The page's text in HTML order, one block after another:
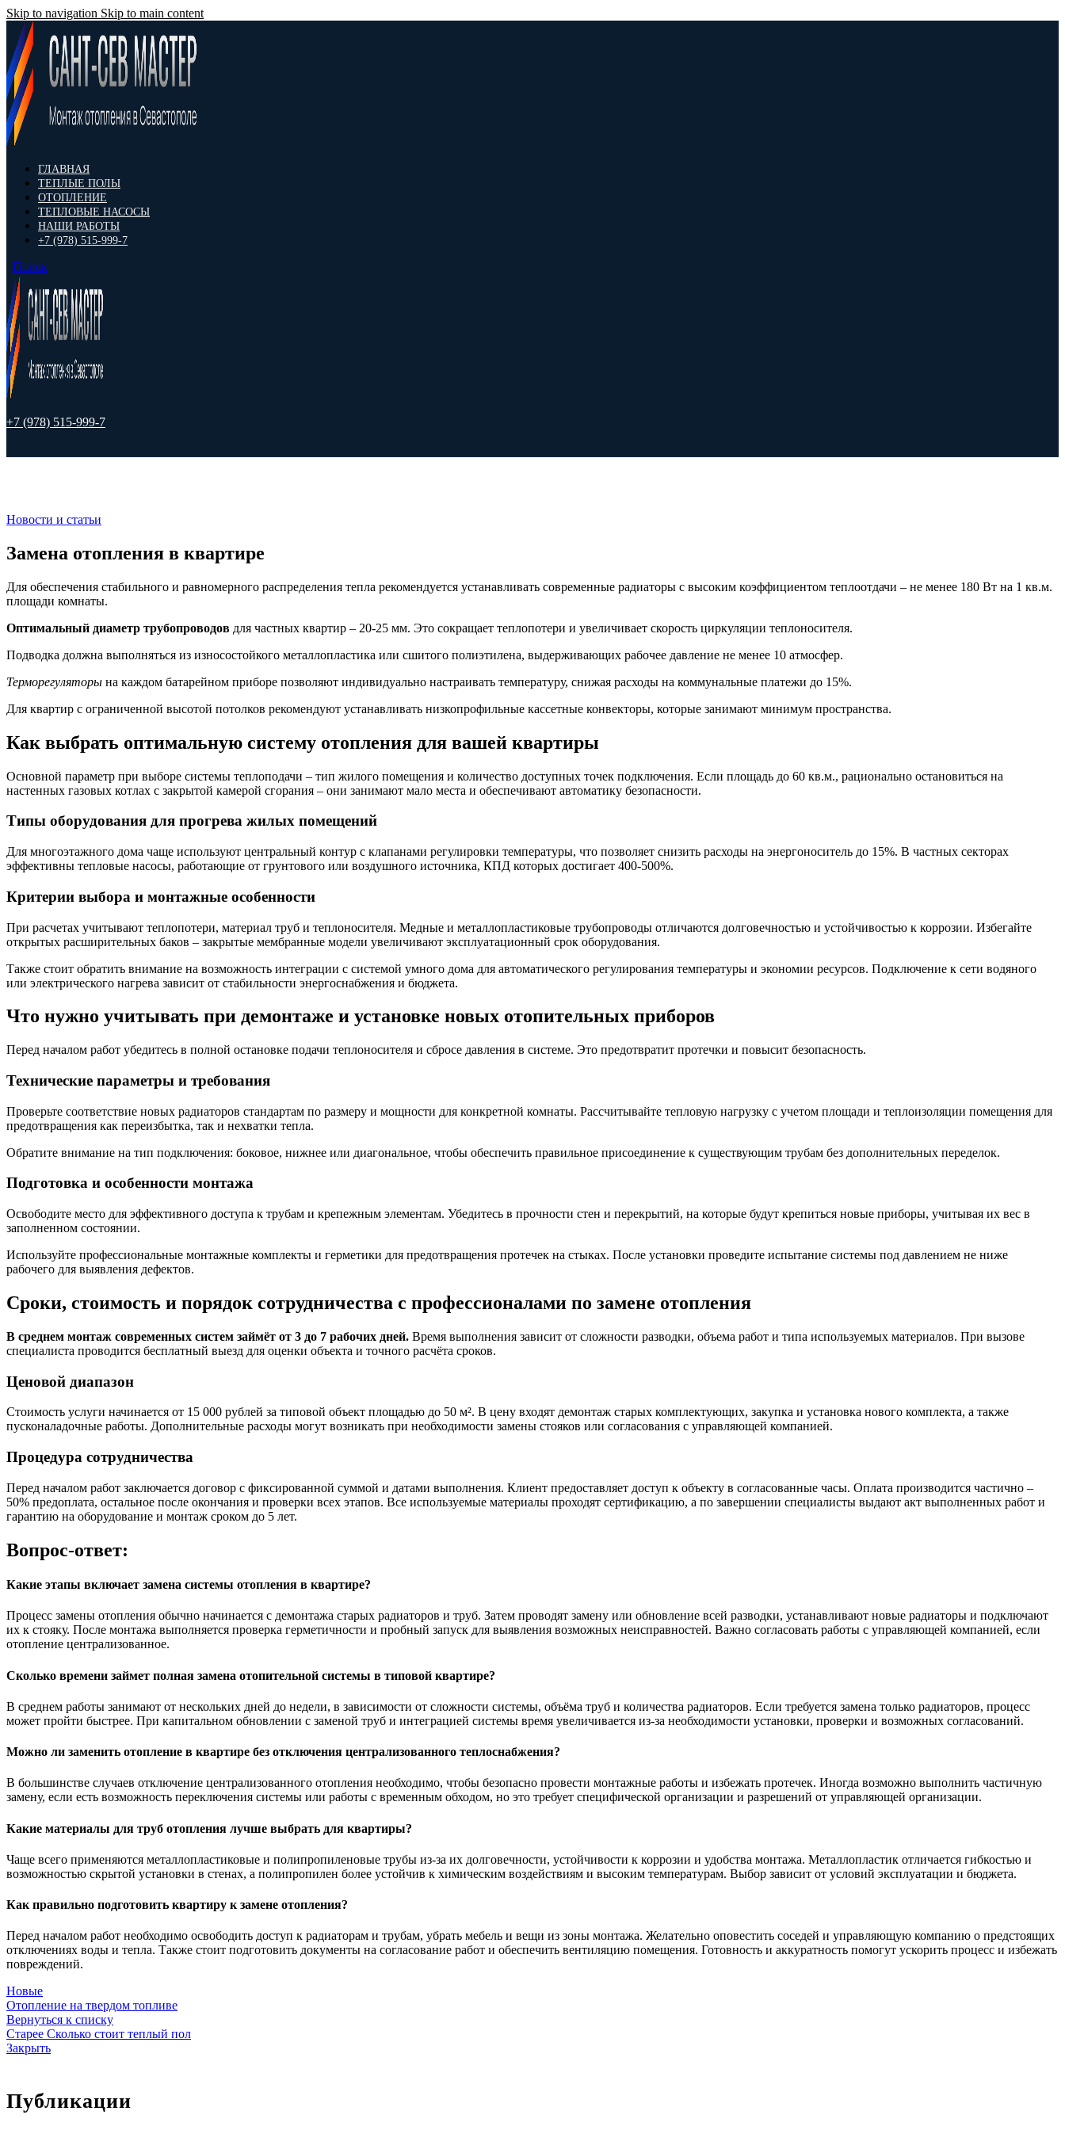
Skip to navigation Skip to main content
ГЛАВНАЯ
ТЕПЛЫЕ ПОЛЫ
ОТОПЛЕНИЕ
ТЕПЛОВЫЕ НАСОСЫ
НАШИ РАБОТЫ
+7 (978) 515-999-7
Поиск
+7 (978) 515-999-7
Новости и статьи
Замена отопления в квартире
Для обеспечения стабильного и равномерного распределения тепла рекомендуется устанавливать современные радиаторы с высоким коэффициентом теплоотдачи – не менее 180 Вт на 1 кв.м.
площади комнаты.
Оптимальный диаметр трубопроводов для частных квартир – 20-25 мм. Это сокращает теплопотери и увеличивает скорость циркуляции теплоносителя.
Подводка должна выполняться из износостойкого металлопластика или сшитого полиэтилена, выдерживающих рабочее давление не менее 10 атмосфер.
Терморегуляторы на каждом батарейном приборе позволяют индивидуально настраивать температуру, снижая расходы на коммунальные платежи до 15%.
Для квартир с ограниченной высотой потолков рекомендуют устанавливать низкопрофильные кассетные конвекторы, которые занимают минимум пространства.
Как выбрать оптимальную систему отопления для вашей квартиры
Основной параметр при выборе системы теплоподачи – тип жилого помещения и количество доступных точек подключения. Если площадь до 60 кв.м., рационально остановиться на
настенных газовых котлах с закрытой камерой сгорания – они занимают мало места и обеспечивают автоматику безопасности.
Типы оборудования для прогрева жилых помещений
Для многоэтажного дома чаще используют центральный контур с клапанами регулировки температуры, что позволяет снизить расходы на энергоноситель до 15%. В частных секторах
эффективны тепловые насосы, работающие от грунтового или воздушного источника, КПД которых достигает 400-500%.
Критерии выбора и монтажные особенности
При расчетах учитывают теплопотери, материал труб и теплоносителя. Медные и металлопластиковые трубопроводы отличаются долговечностью и устойчивостью к коррозии. Избегайте
открытых расширительных баков – закрытые мембранные модели увеличивают эксплуатационный срок оборудования.
Также стоит обратить внимание на возможность интеграции с системой умного дома для автоматического регулирования температуры и экономии ресурсов. Подключение к сети водяного
или электрического нагрева зависит от стабильности энергоснабжения и бюджета.
Что нужно учитывать при демонтаже и установке новых отопительных приборов
Перед началом работ убедитесь в полной остановке подачи теплоносителя и сбросе давления в системе. Это предотвратит протечки и повысит безопасность.
Технические параметры и требования
Проверьте соответствие новых радиаторов стандартам по размеру и мощности для конкретной комнаты. Рассчитывайте тепловую нагрузку с учетом площади и теплоизоляции помещения для
предотвращения как переизбытка, так и нехватки тепла.
Обратите внимание на тип подключения: боковое, нижнее или диагональное, чтобы обеспечить правильное присоединение к существующим трубам без дополнительных переделок.
Подготовка и особенности монтажа
Освободите место для эффективного доступа к трубам и крепежным элементам. Убедитесь в прочности стен и перекрытий, на которые будут крепиться новые приборы, учитывая их вес в
заполненном состоянии.
Используйте профессиональные монтажные комплекты и герметики для предотвращения протечек на стыках. После установки проведите испытание системы под давлением не ниже
рабочего для выявления дефектов.
Сроки, стоимость и порядок сотрудничества с профессионалами по замене отопления
В среднем монтаж современных систем займёт от 3 до 7 рабочих дней. Время выполнения зависит от сложности разводки, объема работ и типа используемых материалов. При вызове
специалиста проводится бесплатный выезд для оценки объекта и точного расчёта сроков.
Ценовой диапазон
Стоимость услуги начинается от 15 000 рублей за типовой объект площадью до 50 м². В цену входят демонтаж старых комплектующих, закупка и установка нового комплекта, а также
пусконаладочные работы. Дополнительные расходы могут возникать при необходимости замены стояков или согласования с управляющей компанией.
Процедура сотрудничества
Перед началом работ заключается договор с фиксированной суммой и датами выполнения. Клиент предоставляет доступ к объекту в согласованные часы. Оплата производится частично –
50% предоплата, остальное после окончания и проверки всех этапов. Все используемые материалы проходят сертификацию, а по завершении специалисты выдают акт выполненных работ и
гарантию на оборудование и монтаж сроком до 5 лет.
Вопрос-ответ:
Какие этапы включает замена системы отопления в квартире?
Процесс замены отопления обычно начинается с демонтажа старых радиаторов и труб. Затем проводят замену или обновление всей разводки, устанавливают новые радиаторы и подключают
их к стояку. После монтажа выполняется проверка герметичности и пробный запуск для выявления возможных неисправностей. Важно согласовать работы с управляющей компанией, если
отопление централизованное.
Сколько времени займет полная замена отопительной системы в типовой квартире?
В среднем работы занимают от нескольких дней до недели, в зависимости от сложности системы, объёма труб и количества радиаторов. Если требуется замена только радиаторов, процесс
может пройти быстрее. При капитальном обновлении с заменой труб и интеграцией системы время увеличивается из-за необходимости установки, проверки и возможных согласований.
Можно ли заменить отопление в квартире без отключения централизованного теплоснабжения?
В большинстве случаев отключение централизованного отопления необходимо, чтобы безопасно провести монтажные работы и избежать протечек. Иногда возможно выполнить частичную
замену, если есть возможность переключения системы или работы с временным обходом, но это требует специфической организации и разрешений от управляющей организации.
Какие материалы для труб отопления лучше выбрать для квартиры?
Чаще всего применяются металлопластиковые и полипропиленовые трубы из-за их долговечности, устойчивости к коррозии и удобства монтажа. Металлопластик отличается гибкостью и
возможностью скрытой установки в стенах, а полипропилен более устойчив к химическим воздействиям и высоким температурам. Выбор зависит от условий эксплуатации и бюджета.
Как правильно подготовить квартиру к замене отопления?
Перед началом работ необходимо освободить доступ к радиаторам и трубам, убрать мебель и вещи из зоны монтажа. Желательно оповестить соседей и управляющую компанию о предстоящих
отключениях воды и тепла. Также стоит подготовить документы на согласование работ и обеспечить вентиляцию помещения. Готовность и аккуратность помогут ускорить процесс и избежать
повреждений.
Новые
Отопление на твердом топливе
Вернуться к списку
Старее Сколько стоит теплый пол
Закрыть
Публикации